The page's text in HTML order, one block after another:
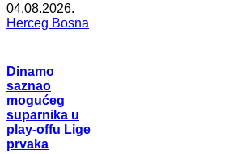
04.08.2026.
Herceg Bosna
Dinamo
saznao
mogućeg
suparnika u
play-offu Lige
prvaka